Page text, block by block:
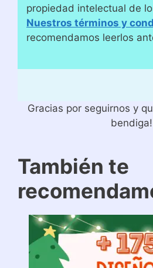
propiedad intelectual de
Nuestros términos y
recomendamos leerlos
Gracias por seguirnos y
bendiga!
También te